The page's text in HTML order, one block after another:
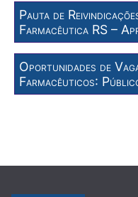
Pauta de
Farmacêutica RS –
Oportunidades de
Farmacêuticos: